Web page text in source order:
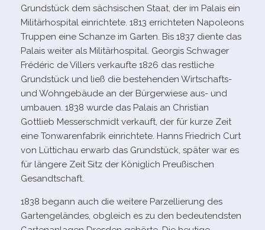
Grundstück dem säch­si­schen Staat, der im Palais ein
Militärhospital ein­rich­tete. 1813 errich­te­ten Napoleons
Truppen eine Schanze im Garten. Bis 1837 diente das
Palais wei­ter als Militärhospital. Georgis Schwager
Frédéric de Villers ver­kaufte 1826 das rest­li­che
Grundstück und ließ die bestehen­den Wirtschafts-
und Wohngebäude an der Bürgerwiese aus- und
umbauen. 1838 wurde das Palais an Christian
Gottlieb Messerschmidt ver­kauft, der für kurze Zeit
eine Tonwarenfabrik ein­rich­tete. Hanns Friedrich Curt
von Lüttichau erwarb das Grundstück, spä­ter war es
für län­gere Zeit Sitz der Königlich Preußischen
Gesandtschaft.
1838 begann auch die wei­tere Parzellierung des
Gartengeländes, obgleich es zu den bedeu­tends­ten